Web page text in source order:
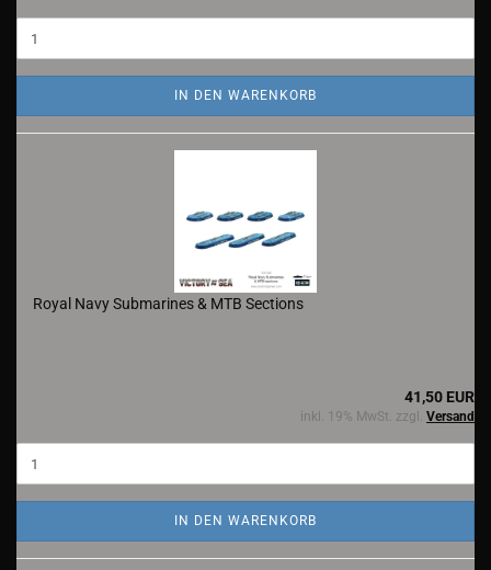
IN DEN WARENKORB
Royal Navy Submarines & MTB Sections
41,50 EUR
inkl. 19% MwSt. zzgl. Versand
IN DEN WARENKORB